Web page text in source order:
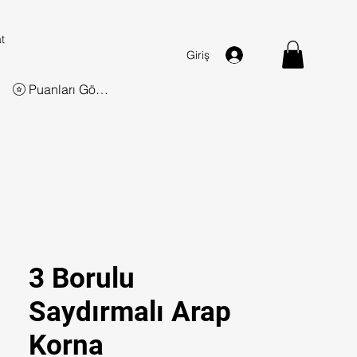
Puanları Görüntüle
Giriş
3 Borulu
Saydırmalı Arap
Korna